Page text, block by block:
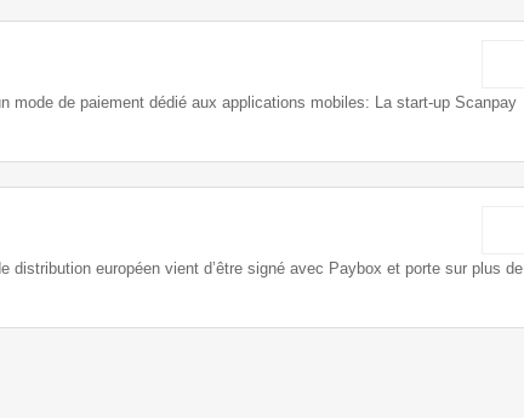
mode de paiement dédié aux applications mobiles: La start-up Scanpay
distribution européen vient d’être signé avec Paybox et porte sur plus de